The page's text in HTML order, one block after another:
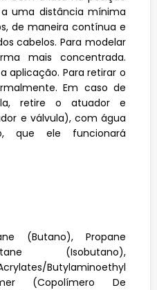
uma distância mínima
de maneira contínua e
cabelos. Para modelar
mais concentrada.
aplicação. Para retirar o
Em caso de
retire o atuador e
e válvula), com água
que ele funcionará
(Butano), Propane
(Isobutano),
Butylaminoethyl
(Copolímero De